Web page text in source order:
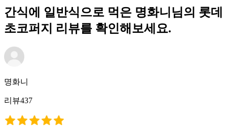
간식에 일반식으로 먹은 명화니님의 롯데
초코퍼지 리뷰를 확인해보세요.
명화니
리뷰437